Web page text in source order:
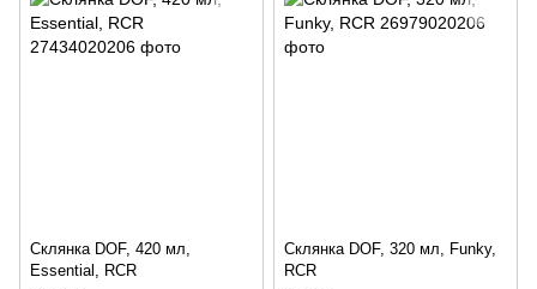
Склянка DOF, 420 мл,
Essential, RCR
Склянка DOF, 320 мл, Funky,
RCR